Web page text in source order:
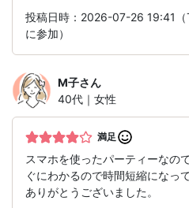
投稿日時：2026-07-26 19:41（
に参加）
M子さん
40代｜女性
満足
スマホを使ったパーティーなの
ぐにわかるので時間短縮になっ
ありがとうございました。